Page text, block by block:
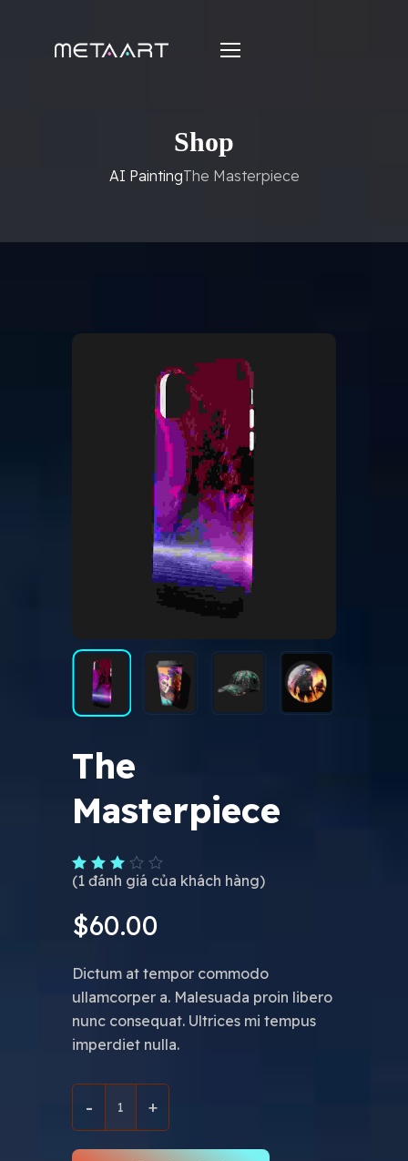
Shop
AI PaintingThe Masterpiece
The
Masterpiece
(1 đánh giá của khách hàng)
$60.00
Dictum at tempor commodo
ullamcorper a. Malesuada proin libero
nunc consequat. Ultrices mi tempus
imperdiet nulla.